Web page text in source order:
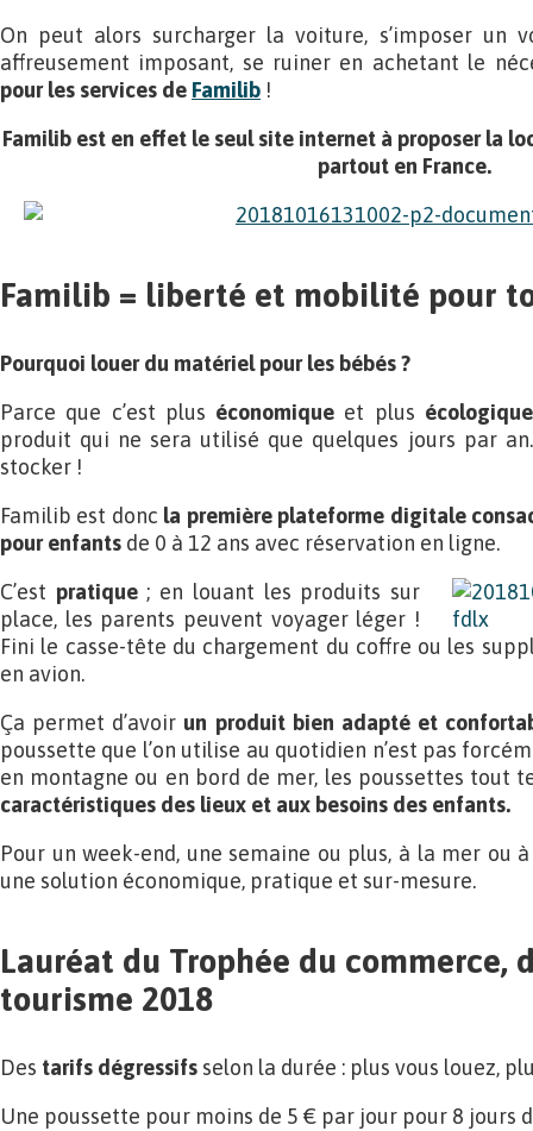
On peut alors surcharger la voiture, s’imposer un
affreusement imposant, se ruiner en achetant le
pour les services de Familib !
Familib est en effet le seul site internet à proposer la
partout en France.
Familib = liberté et mobilité pour
Pourquoi louer du matériel pour les bébés ?
Parce que c’est plus économique et plus écologique
produit qui ne sera utilisé que quelques jours par
stocker !
Familib est donc la première plateforme digitale
pour enfants de 0 à 12 ans avec réservation en ligne.
C’est pratique; en louant les produits sur
place, les parents peuvent voyager léger !
Fini le casse-tête du chargement du coffre ou les
en avion.
Ça permet d’avoir un produit bien adapté et
poussette que l’on utilise au quotidien n’est pas
en montagne ou en bord de mer, les poussettes tout
caractéristiques des lieux et aux besoins des enfants.
Pour un week-end, une semaine ou plus, à la mer ou
une solution économique, pratique et sur-mesure.
Lauréat du Trophée du commerce,
tourisme 2018
Des tarifs dégressifs selon la durée : plus vous louez,
Une poussette pour moins de 5 € par jour pour 8 jours